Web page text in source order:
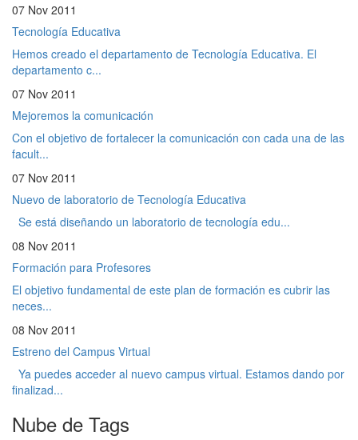
07 Nov 2011
Tecnología Educativa
Hemos creado el departamento de Tecnología Educativa. El
departamento c...
07 Nov 2011
Mejoremos la comunicación
Con el objetivo de fortalecer la comunicación con cada una de las
facult...
07 Nov 2011
Nuevo de laboratorio de Tecnología Educativa
Se está diseñando un laboratorio de tecnología edu...
08 Nov 2011
Formación para Profesores
El objetivo fundamental de este plan de formación es cubrir las
neces...
08 Nov 2011
Estreno del Campus Virtual
Ya puedes acceder al nuevo campus virtual. Estamos dando por
finalizad...
Nube de Tags